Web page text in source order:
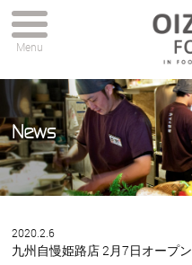
Menu
News
2020.2.6
九州自慢姫路店 2月7日オープン